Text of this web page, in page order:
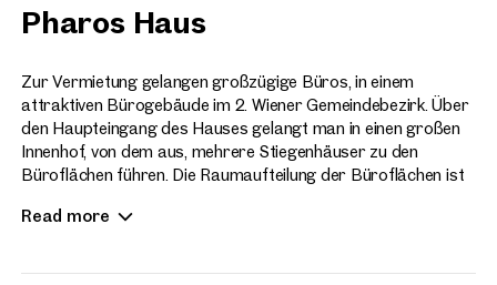
Pharos Haus
Zur Vermietung gelangen großzügige Büros, in einem
attraktiven Bürogebäude im 2. Wiener Gemeindebezirk. Über
den Haupteingang des Hauses gelangt man in einen großen
Innenhof, von dem aus, mehrere Stiegenhäuser zu den
Büroflächen führen. Die Raumaufteilung der Büroflächen ist
Weiters zeichnet sich das Bürogebäude durch viele
Station Praterstern (ca. 5 Gehminuten) sehr gut an das
Read more
Phone number
Callback Service
I have read and agree to